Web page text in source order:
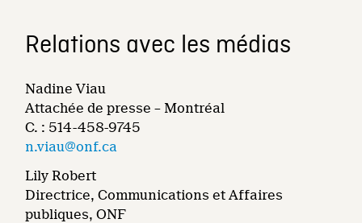
Relations avec les médias
Nadine Viau
Attachée de presse – Montréal
C. : 514-458-9745
n.viau@onf.ca
Lily Robert
Directrice, Communications et Affaires
publiques, ONF